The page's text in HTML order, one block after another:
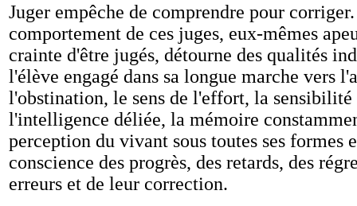
Juger empêche de comprendre pour
comportement de ces juges, eux-mêmes
crainte d'être jugés, détourne des qualités
l'élève engagé dans sa longue marche vers
l'obstination, le sens de l'effort, la
l'intelligence déliée, la mémoire
perception du vivant sous toutes ses formes
conscience des progrès, des retards, des
erreurs et de leur correction.